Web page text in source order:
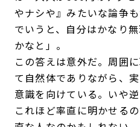
やナシや』みたいな論争
でいうと、自分はかなり
かなと」。
この答えは意外だ。周囲
て自然体でありながら、
意識を向けている。いや
これほど率直に明かせる